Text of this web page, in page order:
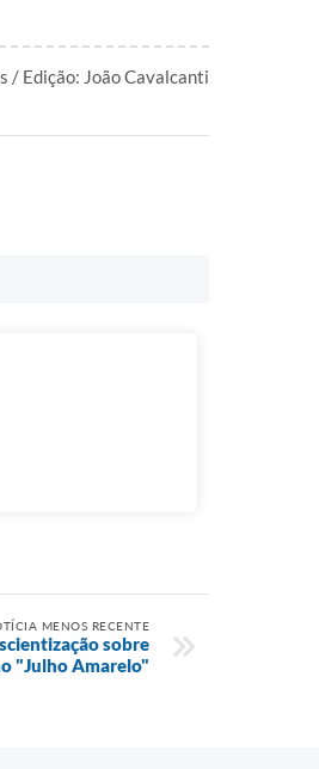
/ Edição: João Cavalcanti
MENOS RECENTE
sobre
"Julho Amarelo"